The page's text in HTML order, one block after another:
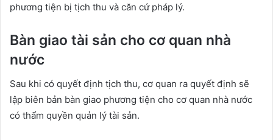
phương tiện bị tịch thu và căn cứ pháp lý.
Bàn giao tài sản cho cơ quan nhà
nước
Sau khi có quyết định tịch thu, cơ quan ra quyết định sẽ
lập biên bản bàn giao phương tiện cho cơ quan nhà nước
có thẩm quyền quản lý tài sản.